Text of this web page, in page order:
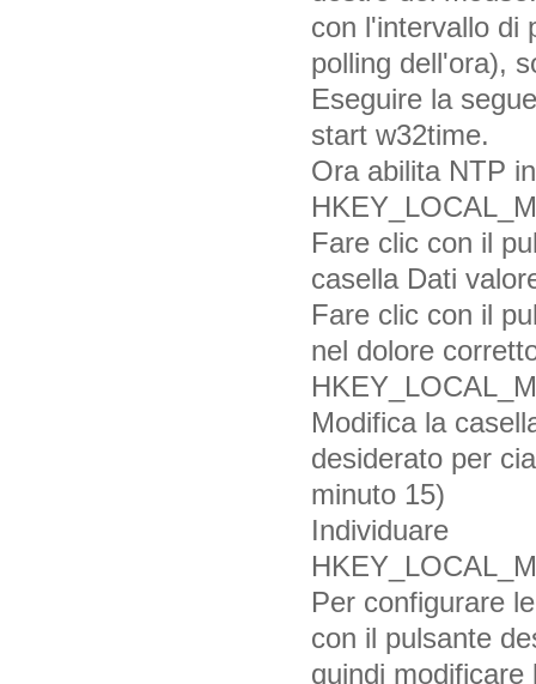
con l'intervallo di
polling dell'ora),
Eseguire la
start w32time.
Ora abilita NTP
Fare clic con il
casella Dati
Fare clic con il
nel dolore
Modifica la
desiderato per
minuto 15)
Individuare
Per configurare
con il pulsante
quindi